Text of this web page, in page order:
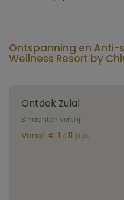
Ontspanning en Anti-
Wellness Resort by
Ontdek Zulal
3 nachten verblijf
Vanaf € 1.411 p.p.